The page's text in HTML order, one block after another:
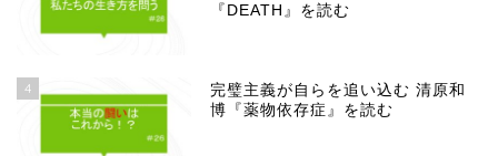
『DEATH』を読む
4
完璧主義が自らを追い込む 清原和
博『薬物依存症』を読む